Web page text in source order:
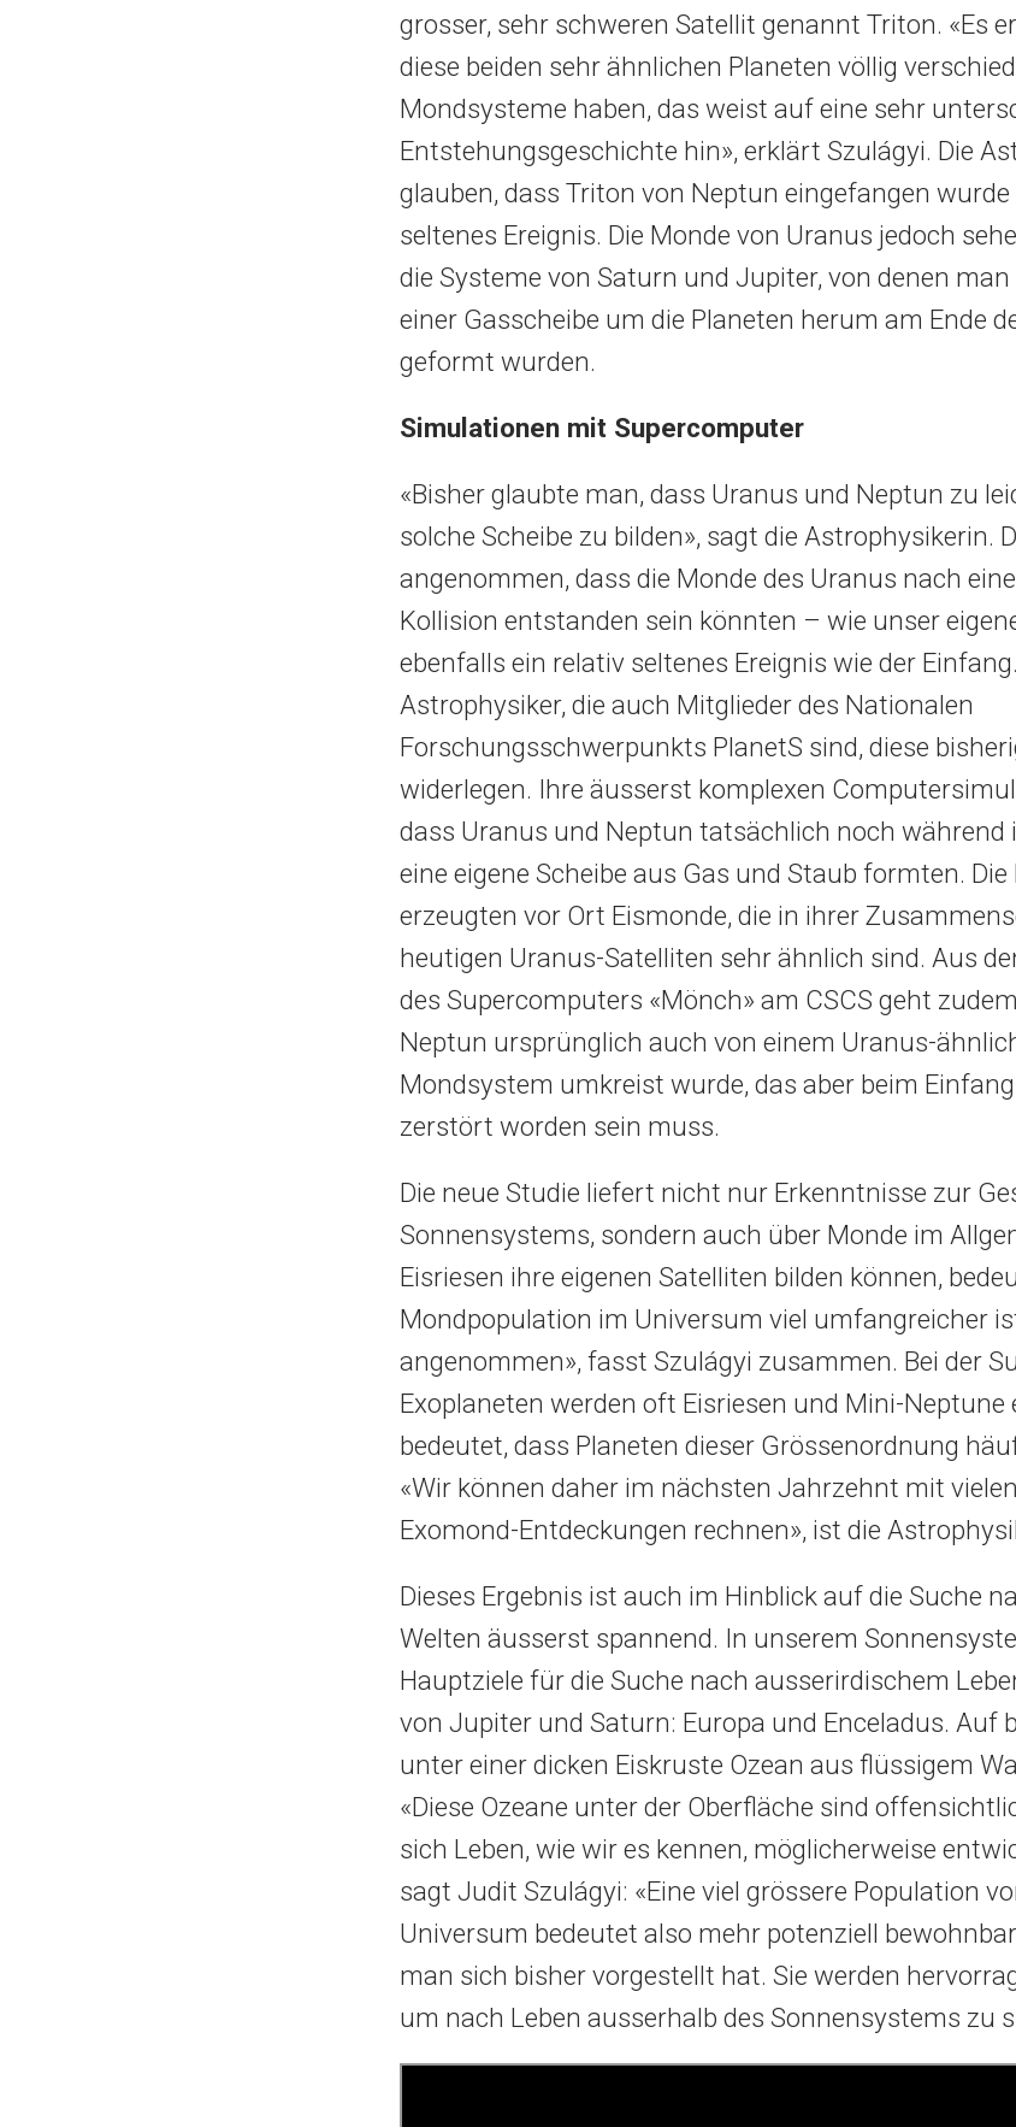
grosser, sehr schweren Satellit genannt Triton. «Es
diese beiden sehr ähnlichen Planeten völlig
Mondsysteme haben, das weist auf eine sehr
Entstehungsgeschichte hin», erklärt Szulágyi. Die
glauben, dass Triton von Neptun eingefangen
seltenes Ereignis. Die Monde von Uranus jedoch
die Systeme von Saturn und Jupiter, von denen man
einer Gasscheibe um die Planeten herum am Ende
geformt wurden.
Simulationen mit Supercomputer
«Bisher glaubte man, dass Uranus und Neptun zu
solche Scheibe zu bilden», sagt die Astrophysikerin.
angenommen, dass die Monde des Uranus nach
Kollision entstanden sein könnten – wie unser
ebenfalls ein relativ seltenes Ereignis wie der
Astrophysiker, die auch Mitglieder des Nationalen
Forschungsschwerpunkts PlanetS sind, diese
widerlegen. Ihre äusserst komplexen
dass Uranus und Neptun tatsächlich noch während
eine eigene Scheibe aus Gas und Staub formten.
erzeugten vor Ort Eismonde, die in ihrer
heutigen Uranus-Satelliten sehr ähnlich sind. Aus
des Supercomputers «Mönch» am CSCS geht
Neptun ursprünglich auch von einem Uranus-
Mondsystem umkreist wurde, das aber beim
zerstört worden sein muss.
Die neue Studie liefert nicht nur Erkenntnisse zur
Sonnensystems, sondern auch über Monde im
Eisriesen ihre eigenen Satelliten bilden können,
Mondpopulation im Universum viel umfangreicher
angenommen», fasst Szulágyi zusammen. Bei der
Exoplaneten werden oft Eisriesen und Mini-Neptune
bedeutet, dass Planeten dieser Grössenordnung
«Wir können daher im nächsten Jahrzehnt mit
Exomond-Entdeckungen rechnen», ist die
Dieses Ergebnis ist auch im Hinblick auf die Suche
Welten äusserst spannend. In unserem
Hauptziele für die Suche nach ausserirdischem
von Jupiter und Saturn: Europa und Enceladus. Auf
unter einer dicken Eiskruste Ozean aus flüssigem
«Diese Ozeane unter der Oberfläche sind
sich Leben, wie wir es kennen, möglicherweise
sagt Judit Szulágyi: «Eine viel grössere Population
Universum bedeutet also mehr potenziell
man sich bisher vorgestellt hat. Sie werden
um nach Leben ausserhalb des Sonnensystems zu